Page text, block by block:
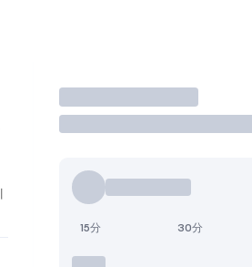
取引
15分 30分